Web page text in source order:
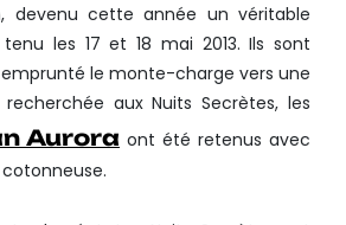
devenu cette année un véritable
les 17 et 18 mai 2013. Ils sont
le monte-charge vers une
aux Nuits Secrètes, les
Aurora ont été retenus avec